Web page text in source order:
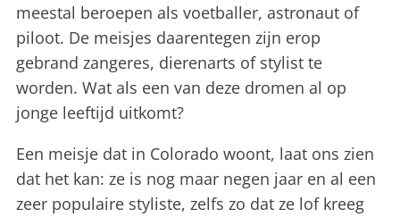
meestal beroepen als voetballer, astronaut of
piloot. De meisjes daarentegen zijn erop
gebrand zangeres, dierenarts of stylist te
worden. Wat als een van deze dromen al op
jonge leeftijd uitkomt?
Een meisje dat in Colorado woont, laat ons zien
dat het kan: ze is nog maar negen jaar en al een
zeer populaire styliste, zelfs zo dat ze lof kreeg